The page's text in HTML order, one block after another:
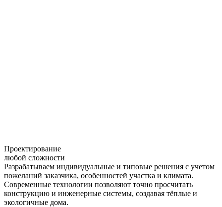
Проектирование
любой сложности
Разрабатываем индивидуальные и типовые решения с учетом
пожеланий заказчика, особенностей участка и климата.
Современные технологии позволяют точно просчитать
конструкцию и инженерные системы, создавая тёплые и
экологичные дома.